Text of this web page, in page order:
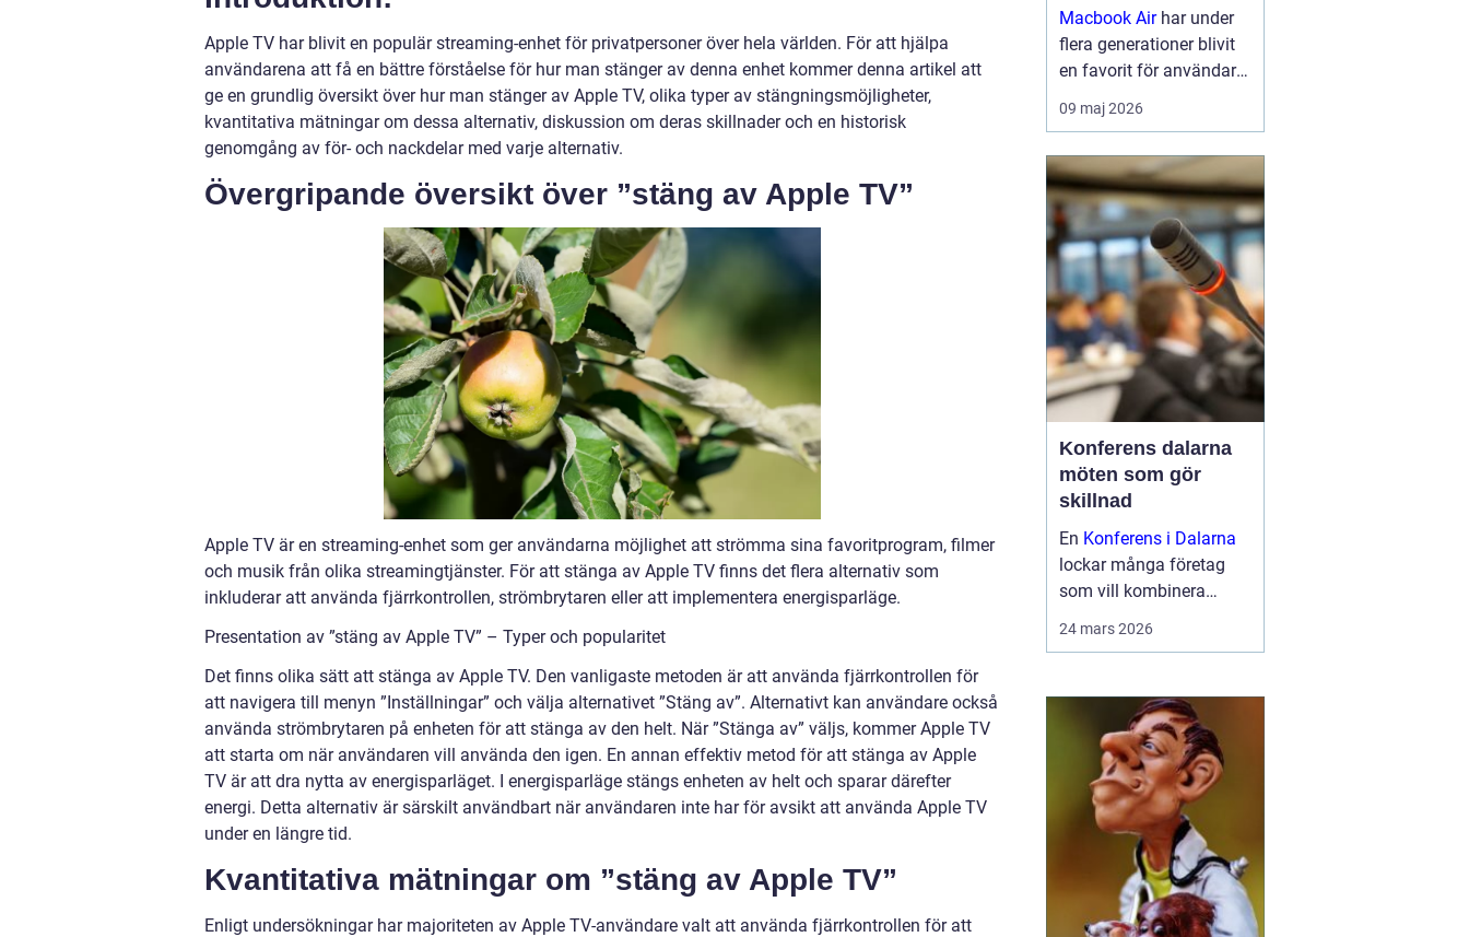
Apple TV har blivit en populär streaming-enhet för privatpersoner över hela världen. För att hjälpa
användarena att få en bättre förståelse för hur man stänger av denna enhet kommer denna artikel att
ge en grundlig översikt över hur man stänger av Apple TV, olika typer av stängningsmöjligheter,
kvantitativa mätningar om dessa alternativ, diskussion om deras skillnader och en historisk
genomgång av för- och nackdelar med varje alternativ.
Övergripande översikt över ”stäng av Apple TV”
Apple TV är en streaming-enhet som ger användarna möjlighet att strömma sina favoritprogram, filmer
och musik från olika streamingtjänster. För att stänga av Apple TV finns det flera alternativ som
inkluderar att använda fjärrkontrollen, strömbrytaren eller att implementera energisparläge.
Presentation av ”stäng av Apple TV” – Typer och popularitet
Det finns olika sätt att stänga av Apple TV. Den vanligaste metoden är att använda fjärrkontrollen för
att navigera till menyn ”Inställningar” och välja alternativet ”Stäng av”. Alternativt kan användare också
använda strömbrytaren på enheten för att stänga av den helt. När ”Stänga av” väljs, kommer Apple TV
att starta om när användaren vill använda den igen. En annan effektiv metod för att stänga av Apple
TV är att dra nytta av energisparläget. I energisparläge stängs enheten av helt och sparar därefter
energi. Detta alternativ är särskilt användbart när användaren inte har för avsikt att använda Apple TV
under en längre tid.
Kvantitativa mätningar om ”stäng av Apple TV”
Enligt undersökningar har majoriteten av Apple TV-användare valt att använda fjärrkontrollen för att
kraftfull
Macbook Airhar under
flera generationer blivit
en favorit för användare
som vill kombinera
smidig rörlighet med
Modellen är känd för sin
låga vikt, tysta drift och
långa batte...
09 maj 2026
Konferens dalarna
möten som gör
skillnad
En Konferens i Dalarna
lockar många företag
som vill kombinera
stilla sjöar, skogar och
byar med starka
traditioner. Samtid...
24 mars 2026